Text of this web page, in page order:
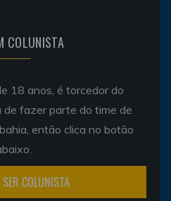
COLUNISTA
18 anos, é torcedor do
de fazer parte do time de
então clica no botão
COLUNISTA